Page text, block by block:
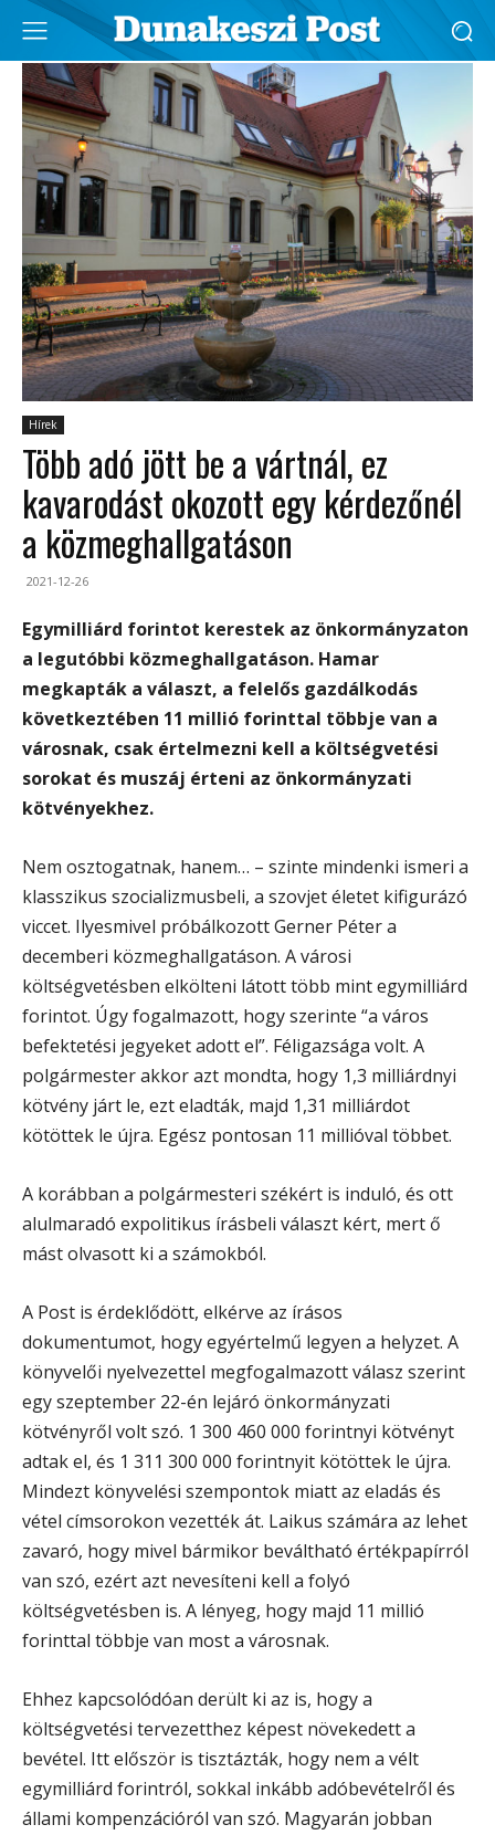
Hírek
Több adó jött be a vártnál, ez
kavarodást okozott egy kérdezőnél
a közmeghallgatáson
2021-12-26
Egymilliárd forintot kerestek az önkormányzaton
a legutóbbi közmeghallgatáson. Hamar
megkapták a választ, a felelős gazdálkodás
következtében 11 millió forinttal többje van a
városnak, csak értelmezni kell a költségvetési
sorokat és muszáj érteni az önkormányzati
kötvényekhez.
Nem osztogatnak, hanem… – szinte mindenki ismeri a
klasszikus szocializmusbeli, a szovjet életet kifigurázó
viccet. Ilyesmivel próbálkozott Gerner Péter a
decemberi közmeghallgatáson. A városi
költségvetésben elkölteni látott több mint egymilliárd
forintot. Úgy fogalmazott, hogy szerinte “a város
befektetési jegyeket adott el”. Féligazsága volt. A
polgármester akkor azt mondta, hogy 1,3 milliárdnyi
kötvény járt le, ezt eladták, majd 1,31 milliárdot
kötöttek le újra. Egész pontosan 11 millióval többet.
A korábban a polgármesteri székért is induló, és ott
alulmaradó expolitikus írásbeli választ kért, mert ő
mást olvasott ki a számokból.
A Post is érdeklődött, elkérve az írásos
dokumentumot, hogy egyértelmű legyen a helyzet. A
könyvelői nyelvezettel megfogalmazott válasz szerint
egy szeptember 22-én lejáró önkormányzati
kötvényről volt szó. 1 300 460 000 forintnyi kötvényt
adtak el, és 1 311 300 000 forintnyit kötöttek le újra.
Mindezt könyvelési szempontok miatt az eladás és
vétel címsorokon vezették át. Laikus számára az lehet
zavaró, hogy mivel bármikor beváltható értékpapírról
van szó, ezért azt nevesíteni kell a folyó
költségvetésben is. A lényeg, hogy majd 11 millió
forinttal többje van most a városnak.
Ehhez kapcsolódóan derült ki az is, hogy a
költségvetési tervezetthez képest növekedett a
bevétel. Itt először is tisztázták, hogy nem a vélt
egymilliárd forintról, sokkal inkább adóbevételről és
állami kompenzációról van szó. Magyarán jobban